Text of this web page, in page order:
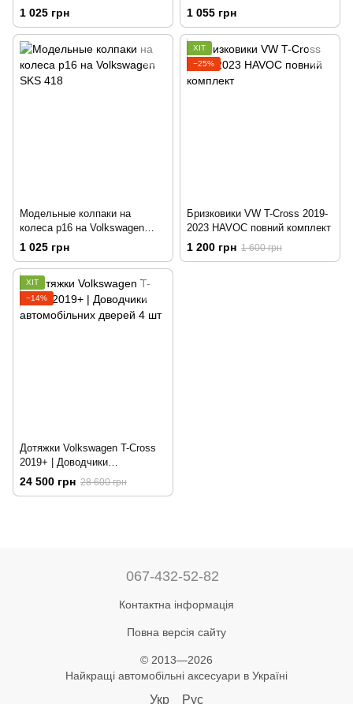
SKS 417
1 025 грн
SKS 500
1 055 грн
Модельные колпаки на
колеса р16 на Volkswagen
SKS 418
1 025 грн
ХІТ
−25%
Бризковики VW T-Cross 2019-
2023 HAVOC повний комплект
1 200 грн 1 600 грн
ХІТ
−14%
Дотяжки Volkswagen T-Cross
2019+ | Доводчики
автомобільних дверей 4 шт
24 500 грн 28 600 грн
067-432-52-82
Контактна інформація
Повна версія сайту
© 2013—2026
Найкращі автомобільні аксесуари в Україні
Укр Рус